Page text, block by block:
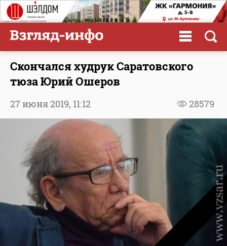
Скончался худрук Саратовского
тюза Юрий Ошеров
28579
27 июня 2019, 11:12